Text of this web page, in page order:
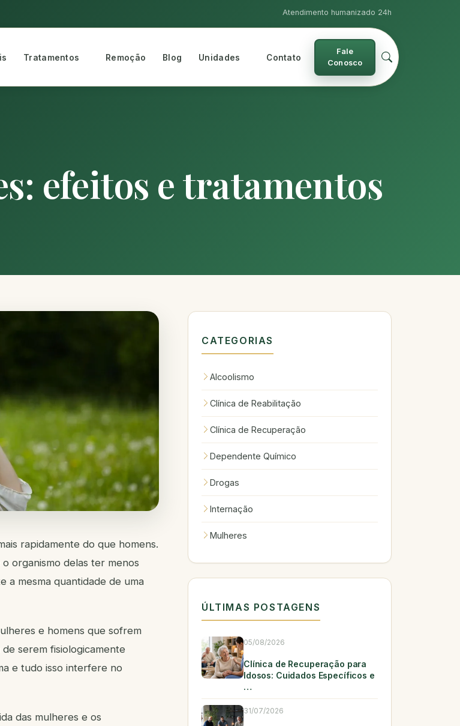
Atendimento humanizado 24h
Tratamentos Remoção Blog Unidades Contato
Fale
Conosco
efeitos e tratamentos
rapidamente do que homens.
organismo delas ter menos
a mesma quantidade de uma
e homens que sofrem
serem fisiologicamente
e tudo isso interfere no
das mulheres e os
CATEGORIAS
Alcoolismo
Clínica de Reabilitação
Clínica de Recuperação
Dependente Químico
Drogas
Internação
Mulheres
ÚLTIMAS POSTAGENS
05/08/2026
Clínica de Recuperação para
Idosos: Cuidados Específicos e
…
31/07/2026